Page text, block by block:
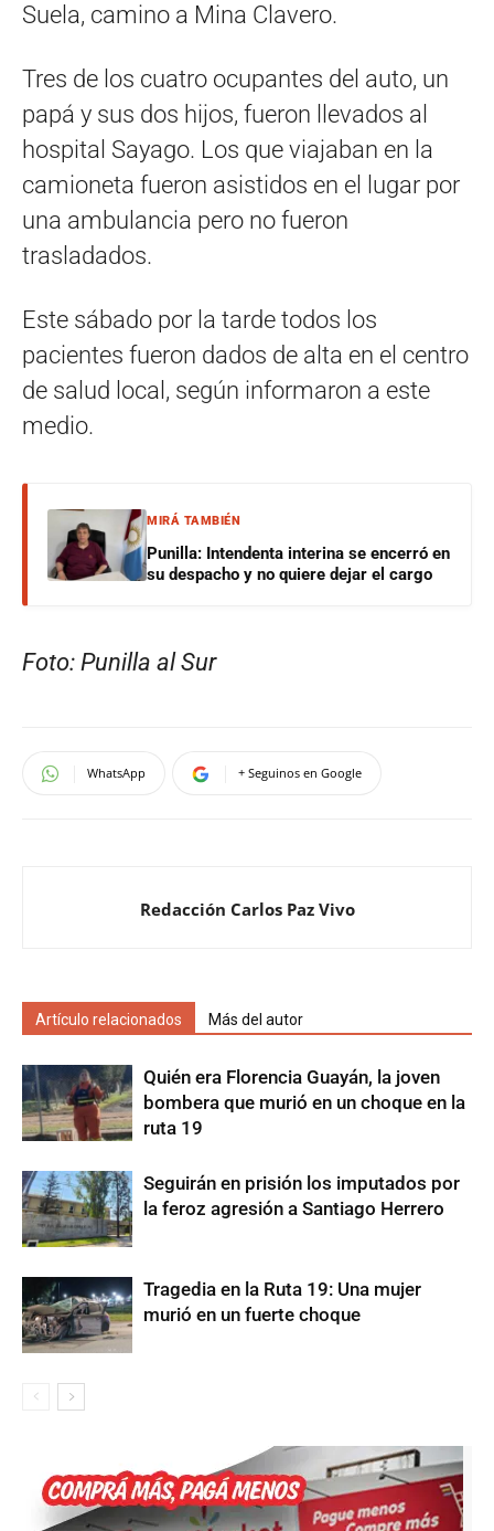
Suela, camino a Mina Clavero.
Tres de los cuatro ocupantes del auto, un
papá y sus dos hijos, fueron llevados al
hospital Sayago. Los que viajaban en la
camioneta fueron asistidos en el lugar por
una ambulancia pero no fueron
trasladados.
Este sábado por la tarde todos los
pacientes fueron dados de alta en el centro
de salud local, según informaron a este
medio.
MIRÁ TAMBIÉN
Punilla: Intendenta interina se encerró en
su despacho y no quiere dejar el cargo
Foto: Punilla al Sur
WhatsApp + Seguinos en Google
Redacción Carlos Paz Vivo
Artículo relacionados Más del autor
Quién era Florencia Guayán, la joven
bombera que murió en un choque en la
ruta 19
Seguirán en prisión los imputados por
la feroz agresión a Santiago Herrero
Tragedia en la Ruta 19: Una mujer
murió en un fuerte choque